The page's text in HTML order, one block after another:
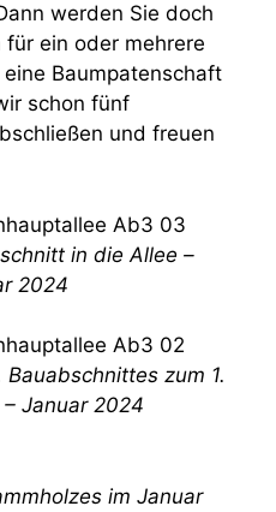
werden Sie doch
ein oder mehrere
Baumpatenschaft
schon fünf
und freuen
in die Allee –
2024
zum 1.
Januar 2024
im Januar